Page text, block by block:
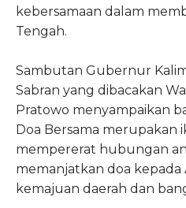
kebersamaan dalam
Tengah.
Sambutan Gubernur
Sabran yang dibacakan
Pratowo menyampaikan
Doa Bersama
mempererat hubungan
memanjatkan doa kepada
kemajuan daerah dan